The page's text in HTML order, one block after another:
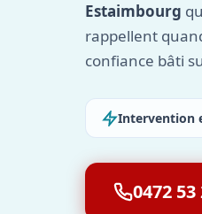
Estaimbourg
rappellent
confiance bâti
Intervention
0472 53